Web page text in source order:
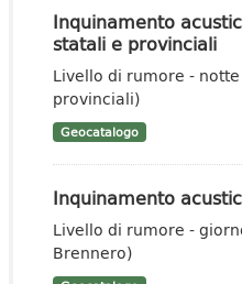
Inquinamento
statali e provinciali
Livello di rumore -
provinciali)
Geocatalogo
Inquinamento
Livello di rumore -
Brennero)